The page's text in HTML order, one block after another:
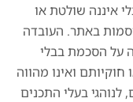
איננה שולטת או
באתר. העובדה
על הסכמת בבלי
ואינו מהווה
לנוהגי בעלי התכנים